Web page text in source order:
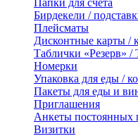
Папки для счёта
Бирдекели /
Плейсматы
Дисконтные карты /
Таблички «Резерв» /
Номерки
Упаковка для еды /
Пакеты для еды и
Приглашения
Анкеты постоянных
Визитки